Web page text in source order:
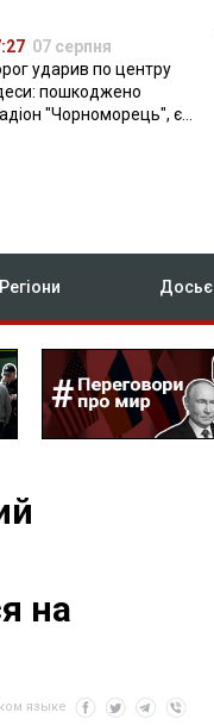
07 серпня
ударив по центру
пошкоджено
"Чорноморець", є
Регіони Досьє
на
языке